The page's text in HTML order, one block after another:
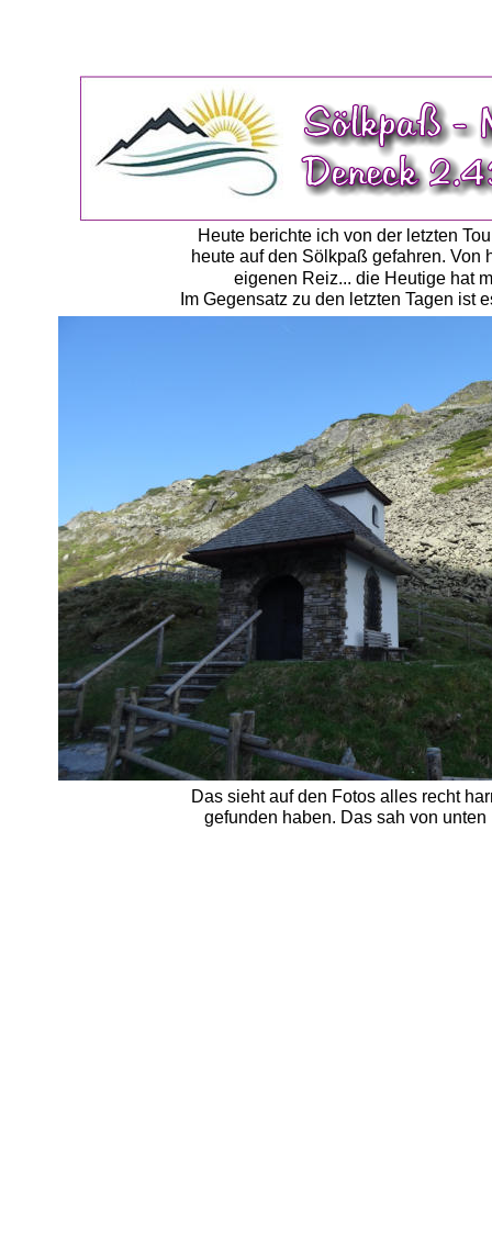
Heute berichte ich von der letzten
heute auf den Sölkpaß gefahren. Von
eigenen Reiz... die Heutige hat
Im Gegensatz zu den letzten Tagen ist
Das sieht auf den Fotos alles recht
gefunden haben. Das sah von